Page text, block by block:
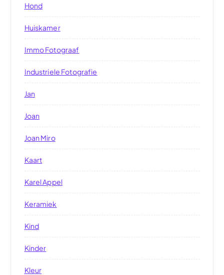
Hond
Huiskamer
Immo Fotograaf
Industriele Fotografie
Jan
Joan
Joan Miro
Kaart
Karel Appel
Keramiek
Kind
Kinder
Kleur